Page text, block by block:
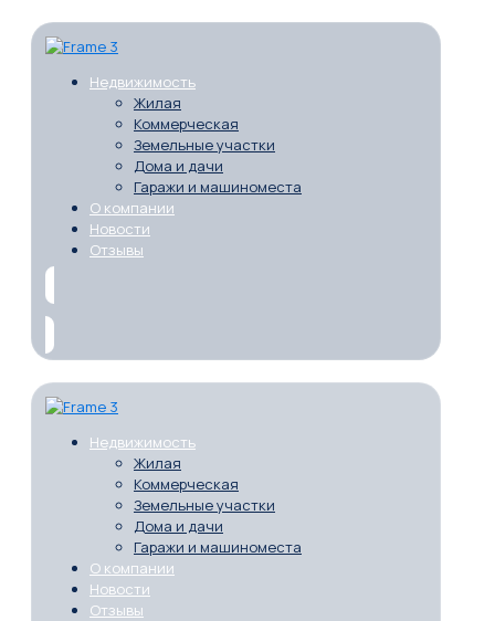
Недвижимость
Жилая
Коммерческая
Земельные участки
Дома и дачи
Гаражи и машиноместа
О компании
Новости
Отзывы
Недвижимость
Жилая
Коммерческая
Земельные участки
Дома и дачи
Гаражи и машиноместа
О компании
Новости
Отзывы